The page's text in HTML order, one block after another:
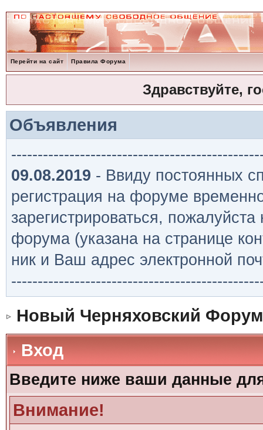
Перейти на сайт Правила Форума
Здравствуйте,
Объявления
09.08.2019 - Ввиду постоянных
регистрация на форуме
зарегистрироваться,
форума (указана на странице
ник и Ваш адрес электронной
Новый Черняховский Форум
Вход
Введите ниже ваши данные
Внимание!